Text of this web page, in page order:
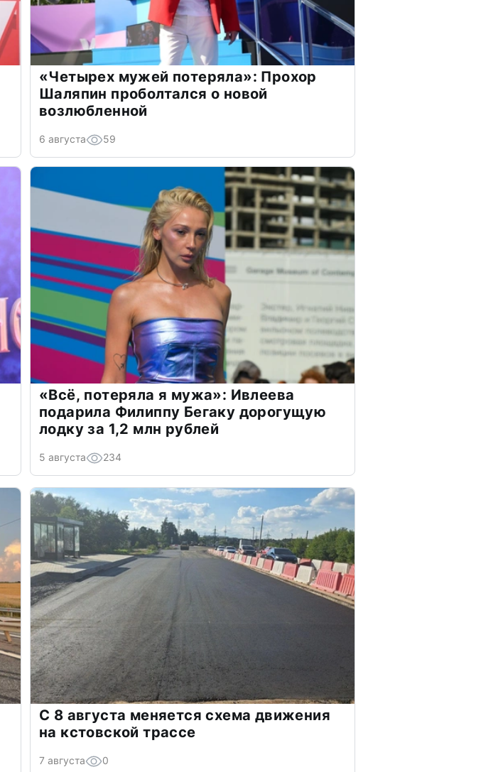
«Четырех мужей потеряла»: Прохор
Шаляпин проболтался о новой
возлюбленной
6 августа 59
«Всё, потеряла я мужа»: Ивлеева
подарила Филиппу Бегаку дорогущую
лодку за 1,2 млн рублей
5 августа 234
С 8 августа меняется схема движения
на кстовской трассе
7 августа 0